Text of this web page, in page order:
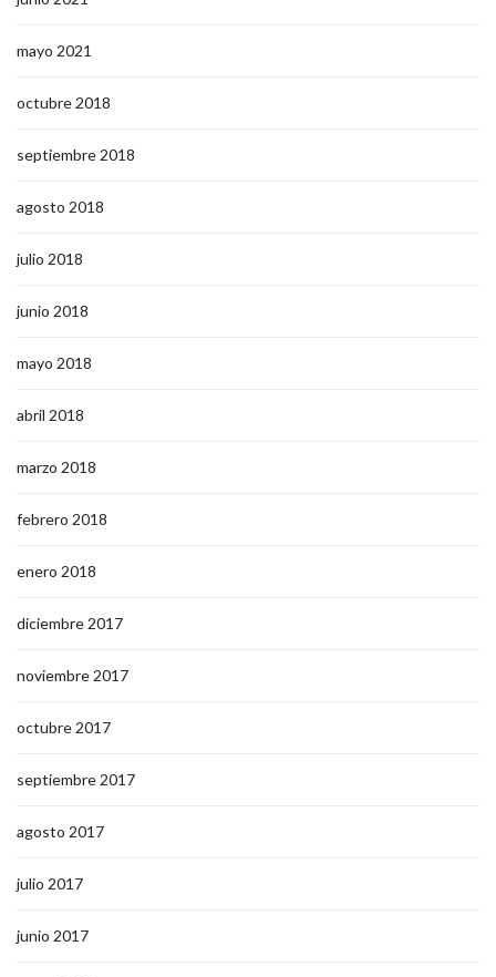
mayo 2021
octubre 2018
septiembre 2018
agosto 2018
julio 2018
junio 2018
mayo 2018
abril 2018
marzo 2018
febrero 2018
enero 2018
diciembre 2017
noviembre 2017
octubre 2017
septiembre 2017
agosto 2017
julio 2017
junio 2017